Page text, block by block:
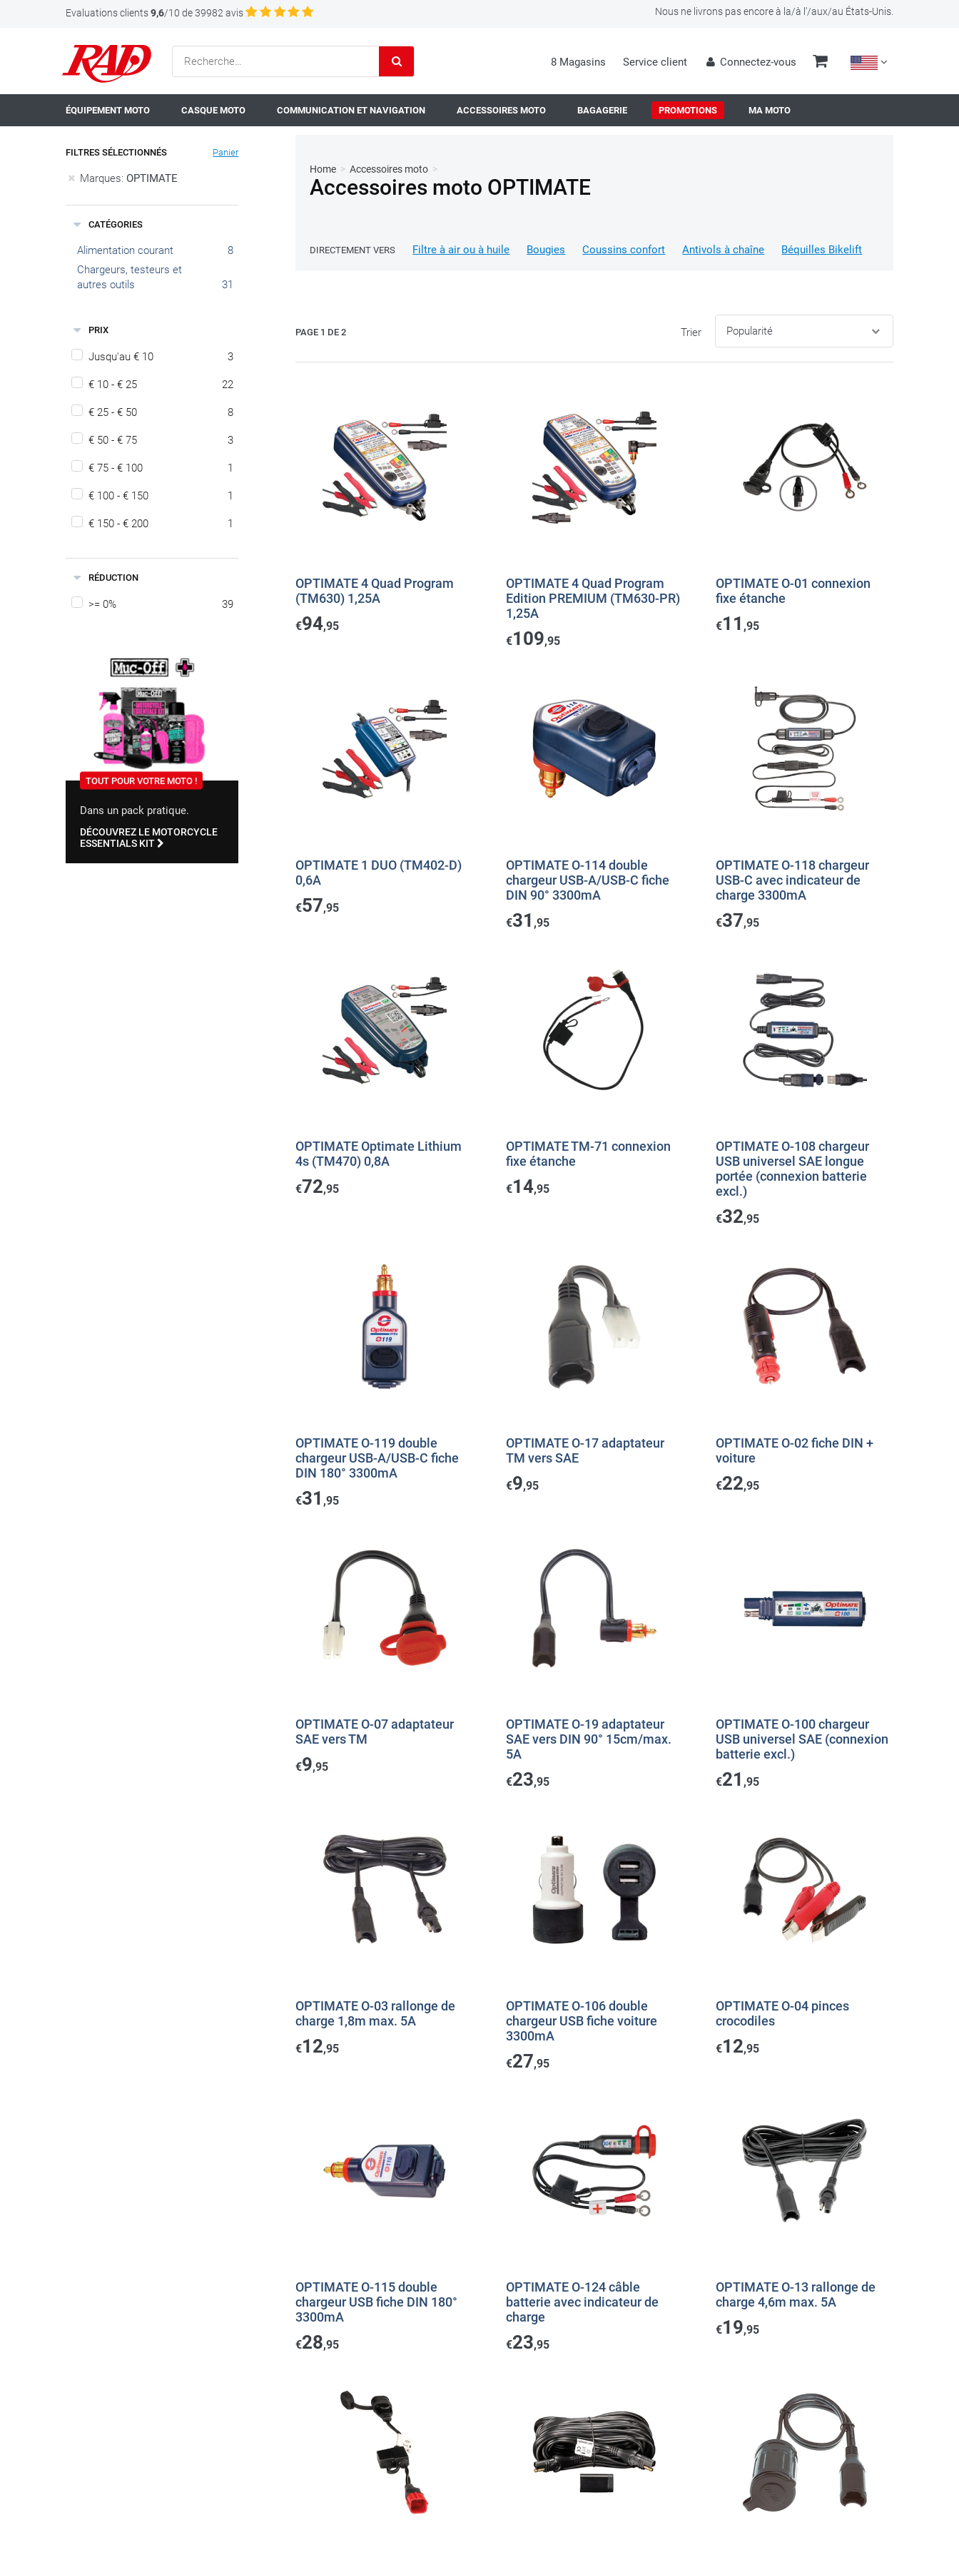
Evaluations clients9,6/10 de 39982 avis Nous ne livrons pas encore à la/à l'/aux/au États-Unis.
8 Magasins Service client Connectez-vous
ÉQUIPEMENT MOTO CASQUE MOTO COMMUNICATION ET NAVIGATION ACCESSOIRES MOTO BAGAGERIE PROMOTIONS MA MOTO
FILTRES SÉLECTIONNÉS Panier
Marques: OPTIMATE
CATÉGORIES
Alimentation courant
8
Chargeurs, testeurs et
autres outils
31
PRIX
Jusqu'au € 10 3
€ 10 - € 25 22
€ 25 - € 50 8
€ 50 - € 75 3
€ 75 - € 100 1
€ 100 - € 150 1
€ 150 - € 200 1
RÉDUCTION
>= 0% 39
TOUT POUR VOTRE MOTO !
Dans un pack pratique.
DÉCOUVREZ LE MOTORCYCLE
ESSENTIALS KIT
Home > Accessoires moto >
Accessoires moto OPTIMATE
DIRECTEMENT VERS Filtre à air ou à huile Bougies Coussins confort Antivols à chaîne Béquilles Bikelift
PAGE 1 DE 2 Trier
OPTIMATE 4 Quad Program
(TM630) 1,25A
€94,95
OPTIMATE 4 Quad Program
Edition PREMIUM (TM630-PR)
1,25A
€109,95
OPTIMATE O-01 connexion
fixe étanche
€11 ,95
OPTIMATE 1 DUO (TM402-D)
0,6A
€57,95
OPTIMATE O-114 double
chargeur USB-A/USB-C fiche
DIN 90° 3300mA
€31 ,95
OPTIMATE O-118 chargeur
USB-C avec indicateur de
charge 3300mA
€37,95
OPTIMATE Optimate Lithium
4s (TM470) 0,8A
€72,95
OPTIMATE TM-71 connexion
fixe étanche
€14,95
OPTIMATE O-108 chargeur
USB universel SAE longue
portée (connexion batterie
excl.)
€32,95
OPTIMATE O-119 double
chargeur USB-A/USB-C fiche
DIN 180° 3300mA
€31 ,95
OPTIMATE O-17 adaptateur
TM vers SAE
€9,95
OPTIMATE O-02 fiche DIN +
voiture
€22,95
OPTIMATE O-07 adaptateur
SAE vers TM
€9,95
OPTIMATE O-19 adaptateur
SAE vers DIN 90° 15cm/max.
5A
€23,95
OPTIMATE O-100 chargeur
USB universel SAE (connexion
batterie excl.)
€21 ,95
OPTIMATE O-03 rallonge de
charge 1,8m max. 5A
€12,95
OPTIMATE O-106 double
chargeur USB fiche voiture
3300mA
€27,95
OPTIMATE O-04 pinces
crocodiles
€12,95
OPTIMATE O-115 double
chargeur USB fiche DIN 180°
3300mA
€28,95
OPTIMATE O-124 câble
batterie avec indicateur de
charge
€23,95
OPTIMATE O-13 rallonge de
charge 4,6m max. 5A
€19,95